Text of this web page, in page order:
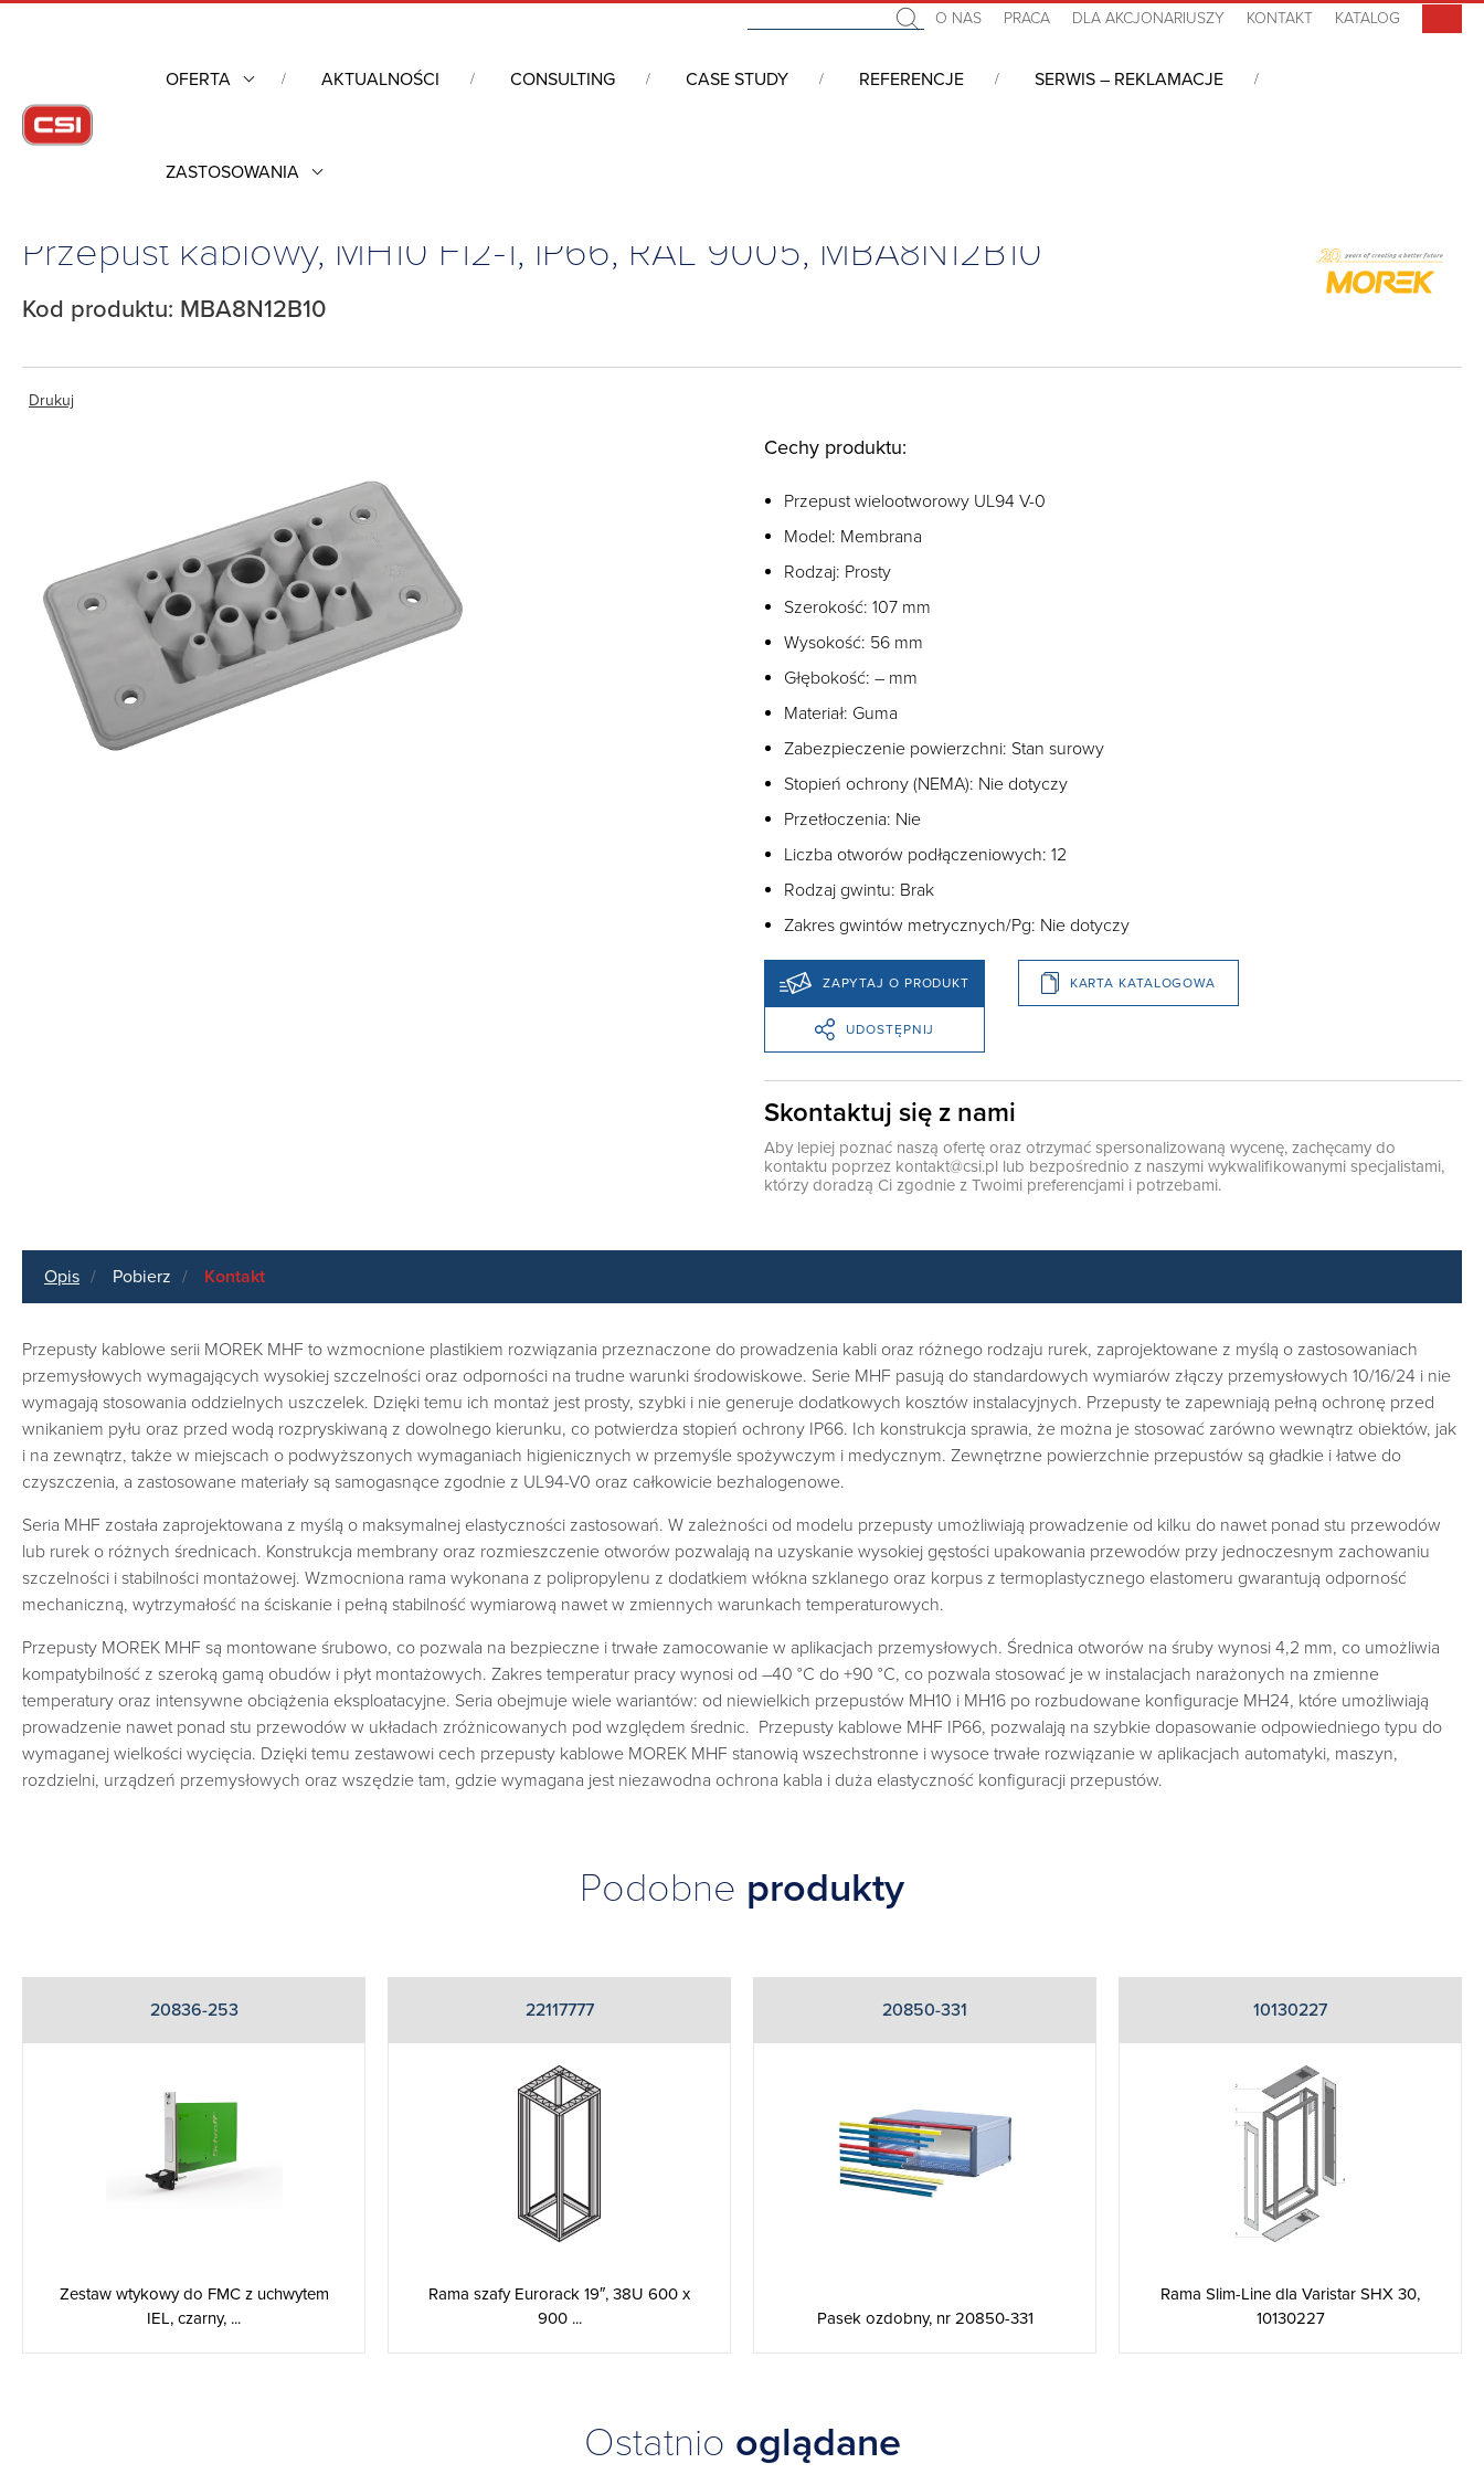
O NAS PRACA DLA AKCJONARIUSZY KONTAKT KATALOG
OFERTA AKTUALNOŚCI CONSULTING CASE STUDY REFERENCJE SERWIS – REKLAMACJE
ZASTOSOWANIA
Obudowy przemysłowe
Przepust kablowy, MH10 F12-1, IP66, RAL 9005, MBA8N12B10
Kod produktu: MBA8N12B10
Drukuj
Cechy produktu:
Przepust wielootworowy UL94 V-0
Model: Membrana
Rodzaj: Prosty
Szerokość: 107 mm
Wysokość: 56 mm
Głębokość: – mm
Materiał: Guma
Zabezpieczenie powierzchni: Stan surowy
Stopień ochrony (NEMA): Nie dotyczy
Przetłoczenia: Nie
Liczba otworów podłączeniowych: 12
Rodzaj gwintu: Brak
Zakres gwintów metrycznych/Pg: Nie dotyczy
ZAPYTAJ O PRODUKT KARTA KATALOGOWA
UDOSTĘPNIJ
Skontaktuj się z nami
Aby lepiej poznać naszą ofertę oraz otrzymać spersonalizowaną wycenę, zachęcamy do
kontaktu poprzez kontakt@csi.pl lub bezpośrednio z naszymi wykwalifikowanymi specjalistami,
którzy doradzą Ci zgodnie z Twoimi preferencjami i potrzebami.
Opis Pobierz Kontakt
Przepusty kablowe serii MOREK MHF to wzmocnione plastikiem rozwiązania przeznaczone do prowadzenia kabli oraz różnego rodzaju rurek, zaprojektowane z myślą o zastosowaniach
przemysłowych wymagających wysokiej szczelności oraz odporności na trudne warunki środowiskowe. Serie MHF pasują do standardowych wymiarów złączy przemysłowych 10/16/24 i nie
wymagają stosowania oddzielnych uszczelek. Dzięki temu ich montaż jest prosty, szybki i nie generuje dodatkowych kosztów instalacyjnych. Przepusty te zapewniają pełną ochronę przed
wnikaniem pyłu oraz przed wodą rozpryskiwaną z dowolnego kierunku, co potwierdza stopień ochrony IP66. Ich konstrukcja sprawia, że można je stosować zarówno wewnątrz obiektów, jak
i na zewnątrz, także w miejscach o podwyższonych wymaganiach higienicznych w przemyśle spożywczym i medycznym. Zewnętrzne powierzchnie przepustów są gładkie i łatwe do
czyszczenia, a zastosowane materiały są samogasnące zgodnie z UL94-V0 oraz całkowicie bezhalogenowe.
Seria MHF została zaprojektowana z myślą o maksymalnej elastyczności zastosowań. W zależności od modelu przepusty umożliwiają prowadzenie od kilku do nawet ponad stu przewodów
lub rurek o różnych średnicach. Konstrukcja membrany oraz rozmieszczenie otworów pozwalają na uzyskanie wysokiej gęstości upakowania przewodów przy jednoczesnym zachowaniu
szczelności i stabilności montażowej. Wzmocniona rama wykonana z polipropylenu z dodatkiem włókna szklanego oraz korpus z termoplastycznego elastomeru gwarantują odporność
mechaniczną, wytrzymałość na ściskanie i pełną stabilność wymiarową nawet w zmiennych warunkach temperaturowych.
Przepusty MOREK MHF są montowane śrubowo, co pozwala na bezpieczne i trwałe zamocowanie w aplikacjach przemysłowych. Średnica otworów na śruby wynosi 4,2 mm, co umożliwia
kompatybilność z szeroką gamą obudów i płyt montażowych. Zakres temperatur pracy wynosi od –40 °C do +90 °C, co pozwala stosować je w instalacjach narażonych na zmienne
temperatury oraz intensywne obciążenia eksploatacyjne. Seria obejmuje wiele wariantów: od niewielkich przepustów MH10 i MH16 po rozbudowane konfiguracje MH24, które umożliwiają
prowadzenie nawet ponad stu przewodów w układach zróżnicowanych pod względem średnic. Przepusty kablowe MHF IP66, pozwalają na szybkie dopasowanie odpowiedniego typu do
wymaganej wielkości wycięcia. Dzięki temu zestawowi cech przepusty kablowe MOREK MHF stanowią wszechstronne i wysoce trwałe rozwiązanie w aplikacjach automatyki, maszyn,
rozdzielni, urządzeń przemysłowych oraz wszędzie tam, gdzie wymagana jest niezawodna ochrona kabla i duża elastyczność konfiguracji przepustów.
Podobne produkty
20836-253
Zestaw wtykowy do FMC z uchwytem
IEL, czarny, ...
22117777
Rama szafy Eurorack 19″, 38U 600 x
900 ...
20850-331
Pasek ozdobny, nr 20850-331
10130227
Rama Slim-Line dla Varistar SHX 30,
10130227
Ostatnio oglądane